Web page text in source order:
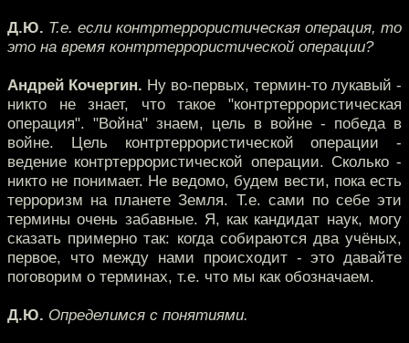
Д.Ю. Т.е. если контртеррористическая операция, то
это на время контртеррористической операции?
Андрей Кочергин. Ну во-первых, термин-то лукавый -
никто не знает, что такое "контртеррористическая
операция". "Война" знаем, цель в войне - победа в
войне. Цель контртеррористической операции -
ведение контртеррористической операции. Сколько -
никто не понимает. Не ведомо, будем вести, пока есть
терроризм на планете Земля. Т.е. сами по себе эти
термины очень забавные. Я, как кандидат наук, могу
сказать примерно так: когда собираются два учёных,
первое, что между нами происходит - это давайте
поговорим о терминах, т.е. что мы как обозначаем.
Д.Ю. Определимся с понятиями.